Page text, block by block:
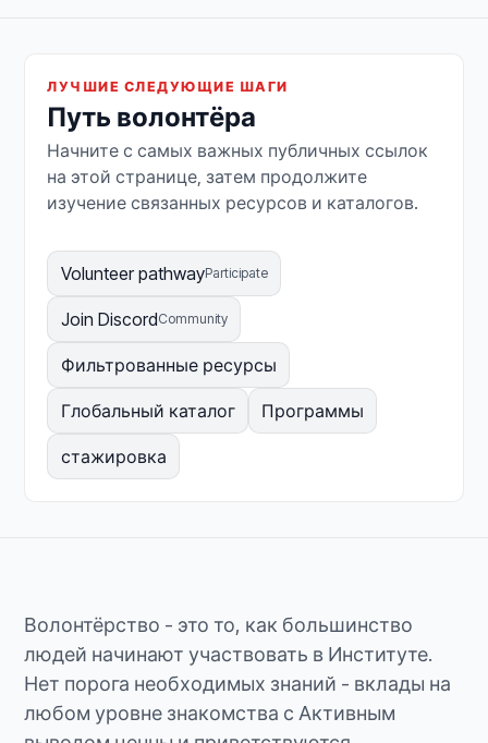
ЛУЧШИЕ СЛЕДУЮЩИЕ ШАГИ
Путь волонтёра
Начните с самых важных публичных ссылок
на этой странице, затем продолжите
изучение связанных ресурсов и каталогов.
Volunteer pathwayParticipate
Join DiscordCommunity
Фильтрованные ресурсы
Глобальный каталог Программы
стажировка
Волонтёрство - это то, как большинство
людей начинают участвовать в Институте.
Нет порога необходимых знаний - вклады на
любом уровне знакомства с Активным